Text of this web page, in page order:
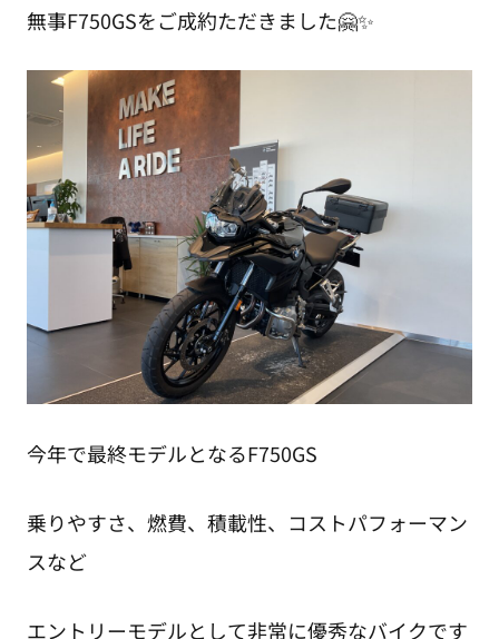
無事F750GSをご成約ただきました🤗✨
今年で最終モデルとなるF750GS
乗りやすさ、燃費、積載性、コストパフォーマン
スなど
エントリーモデルとして非常に優秀なバイクです